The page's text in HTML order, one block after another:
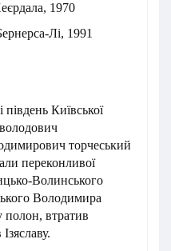
1970
Лі, 1991
Київської
торчеський
переконливої
Волинського
Володимира
втратив